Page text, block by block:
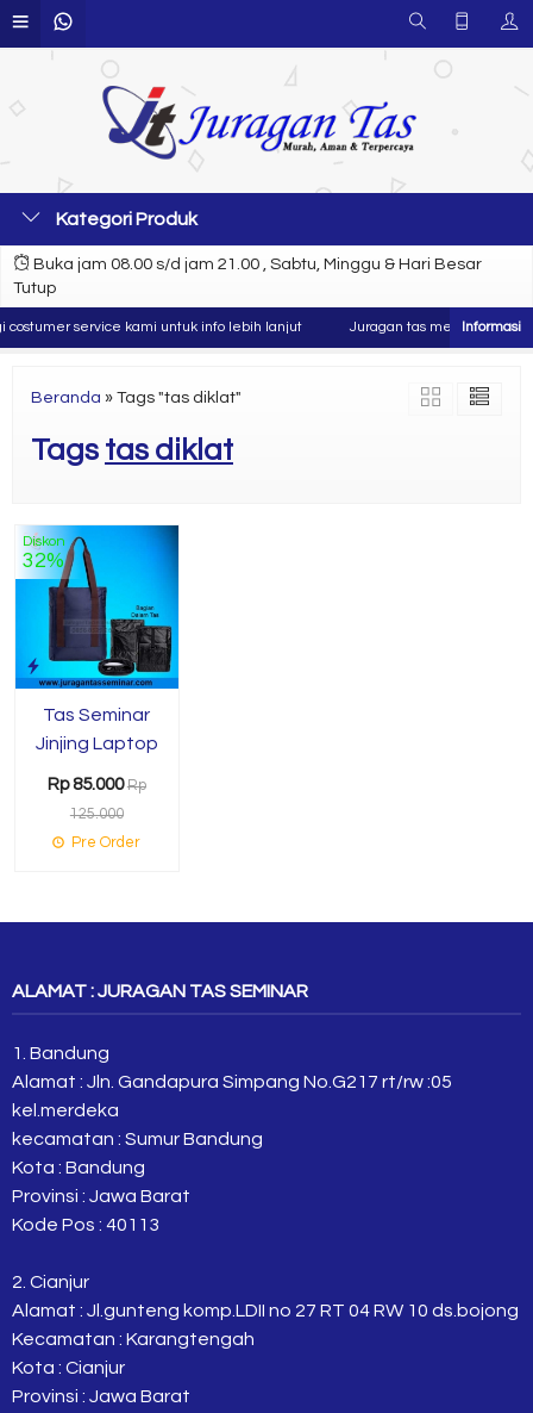
Kategori Produk
Buka jam 08.00 s/d jam 21.00 , Sabtu, Minggu & Hari Besar
Tutup
service kami untuk info lebih lanjut Juragan tas merupakan
Beranda » Tags "tas diklat"
Tags tas diklat
Diskon
32%
Tas Seminar
Jinjing Laptop
Rp 85.000 Rp
125.000
Pre Order
ALAMAT : JURAGAN TAS SEMINAR
1. Bandung
Alamat : Jln. Gandapura Simpang No.G217 rt/rw :05
kel.merdeka
kecamatan : Sumur Bandung
Kota : Bandung
Provinsi : Jawa Barat
Kode Pos : 40113
2. Cianjur
Alamat : Jl.gunteng komp.LDII no 27 RT 04 RW 10 ds.bojong
Kecamatan : Karangtengah
Kota : Cianjur
Provinsi : Jawa Barat